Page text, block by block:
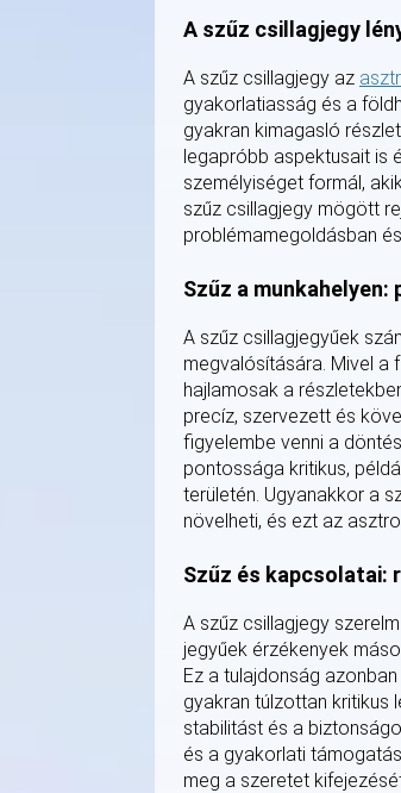
A szűz csillagjegy
A szűz csillagjegy az
gyakorlatiasság és a
gyakran kimagasló
legapróbb aspektusait is
személyiséget formál,
szűz csillagjegy mögött
problémamegoldásban
Szűz a
A szűz csillagjegyűek
megvalósítására. Mivel a
hajlamosak a
precíz, szervezett és
figyelembe venni a
pontossága kritikus,
területén. Ugyanakkor a
növelheti, és ezt az
Szűz és kapcsolatai:
A szűz csillagjegy
jegyűek érzékenyek
Ez a tulajdonság
gyakran túlzottan kritikus
stabilitást és a
és a gyakorlati
meg a szeretet